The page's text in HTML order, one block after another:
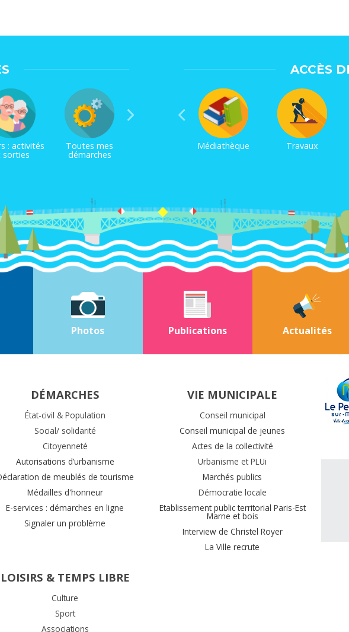
: activités
sorties
Toutes mes
démarches
ACCÈS
Médiathèque Travaux
Photos Publications Actualités
DÉMARCHES
État-civil & Population
Social/ solidarité
Citoyenneté
Autorisations d’urbanisme
de meublés de tourisme
Médailles d'honneur
E-services : démarches en ligne
Signaler un problème
VIE MUNICIPALE
Conseil municipal
Conseil municipal de jeunes
Actes de la collectivité
Urbanisme et PLUi
Marchés publics
Démocratie locale
Etablissement public territorial Paris-Est
Marne et bois
Interview de Christel Royer
La Ville recrute
LOISIRS & TEMPS LIBRE
Culture
Sport
Associations